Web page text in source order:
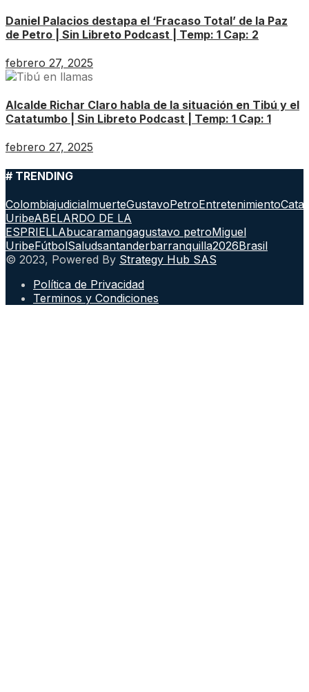
Daniel Palacios destapa el ‘Fracaso Total’ de la Paz
de Petro | Sin Libreto Podcast | Temp: 1 Cap: 2
febrero 27, 2025
Alcalde Richar Claro habla de la situación en Tibú y el
Catatumbo | Sin Libreto Podcast | Temp: 1 Cap: 1
febrero 27, 2025
# TRENDING
ColombiajudicialmuerteGustavoPetroEntretenimiento
UribeABELARDO DE LA
ESPRIELLAbucaramangagustavo petroMiguel
UribeFútbolSaludsantanderbarranquilla2026Brasil
© 2023, Powered By Strategy Hub SAS
Política de Privacidad
Terminos y Condiciones